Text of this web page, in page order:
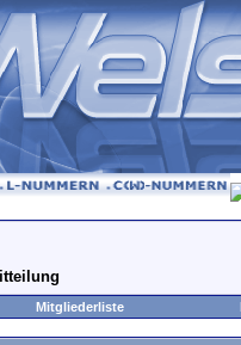
Mitgliederliste